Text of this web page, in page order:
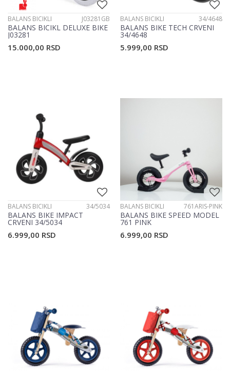
BALANS BICIKLI J03281GB
BALANS BICIKL DELUXE BIKE
J03281
15.000,00 RSD
BALANS BICIKLI 34/4648
BALANS BIKE TECH CRVENI
34/4648
5.999,00 RSD
BALANS BICIKLI 34/5034
BALANS BIKE IMPACT
CRVENI 34/5034
6.999,00 RSD
BALANS BICIKLI 761ARIS-PINK
BALANS BIKE SPEED MODEL
761 PINK
6.999,00 RSD